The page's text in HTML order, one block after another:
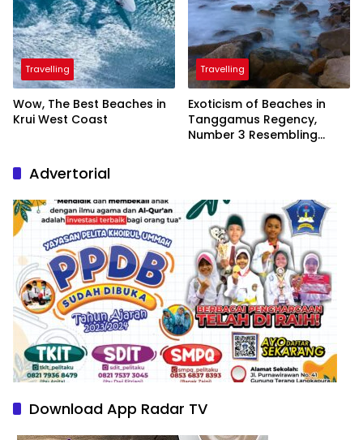
Travelling
Wow, The Best Beaches in
Krui West Coast
Travelling
Exoticism of Beaches in
Tanggamus Regency,
Number 3 Resembling
Advertorial
Download App Radar TV